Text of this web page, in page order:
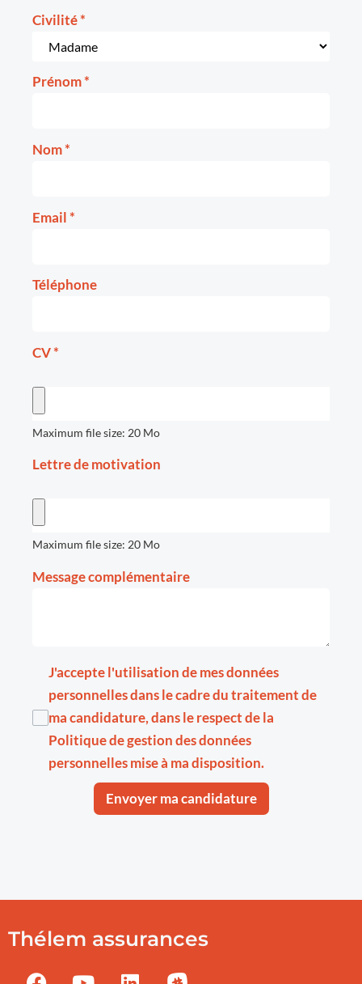
Civilité*
Prénom*
Nom*
Email*
Téléphone
CV*
Maximum file size: 20 Mo
Lettre de motivation
Maximum file size: 20 Mo
Message complémentaire
J'accepte l'utilisation de mes données
personnelles dans le cadre du traitement de
ma candidature, dans le respect de la
Politique de gestion des données
personnellesmise à ma disposition.
Envoyer ma candidature
Thélem assurances